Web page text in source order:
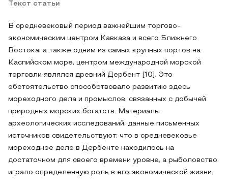
Текст статьи
В средневековый период важнейшим торгово-
экономическим центром Кавказа и всего Ближнего
Востока, а также одним из самых крупных портов на
Каспийском море, центром международной морской
торговли являлся древний Дербент [10]. Это
обстоятельство способствовало развитию здесь
мореходного дела и промыслов, связанных с добычей
природных морских богатств. Материалы
археологических исследований, данные письменных
источников свидетельствуют, что в средневековье
мореходное дело в Дербенте находилось на
достаточном для своего времени уровне, а рыболовство
играло определенную роль в его экономической жизни.